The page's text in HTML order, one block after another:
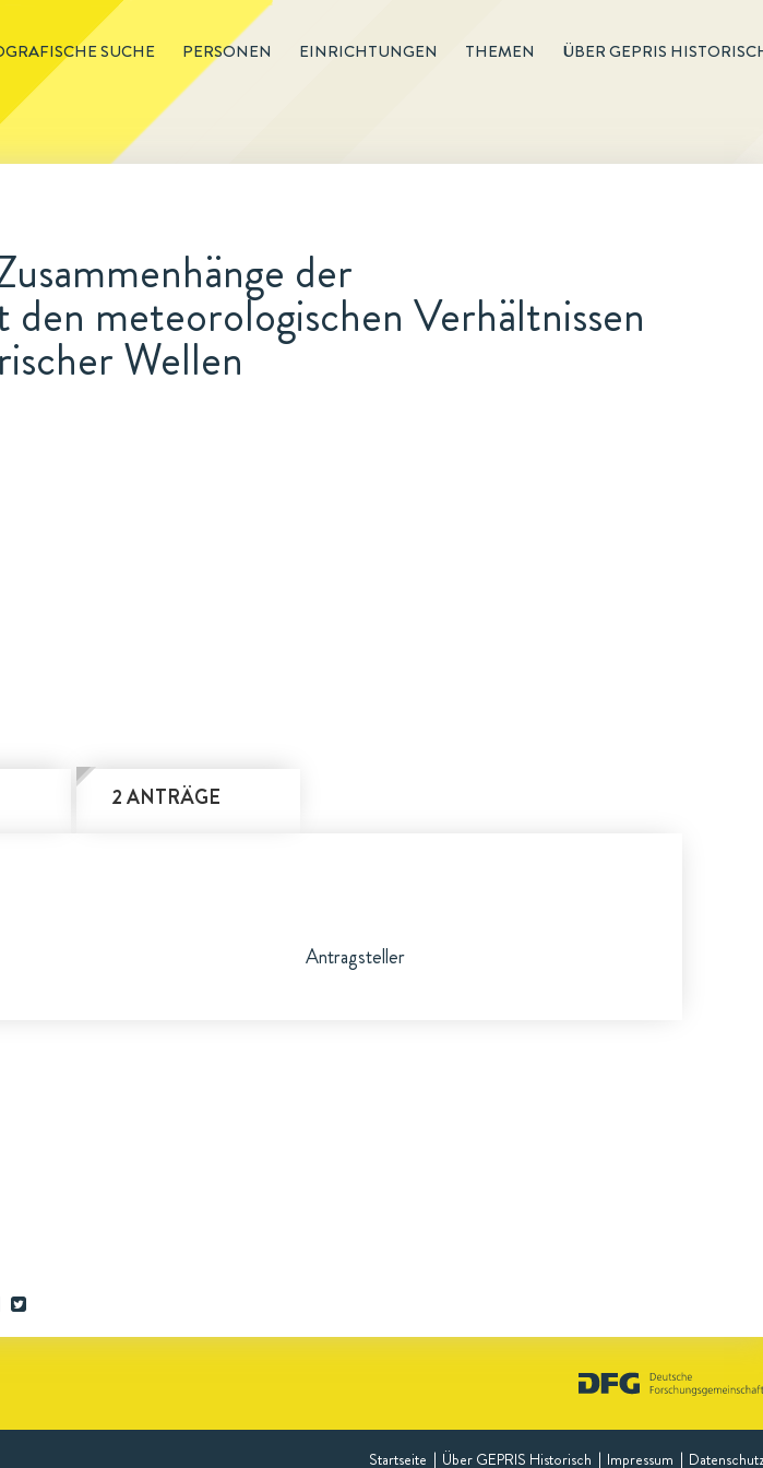
SUCHE PERSONEN EINRICHTUNGEN THEMEN ÜBER GEPRIS
der
meteorologischen Verhältnissen
Wellen
2 ANTRÄGE
Antragsteller
Startseite Über GEPRIS Historisch Impressum Datenschutz